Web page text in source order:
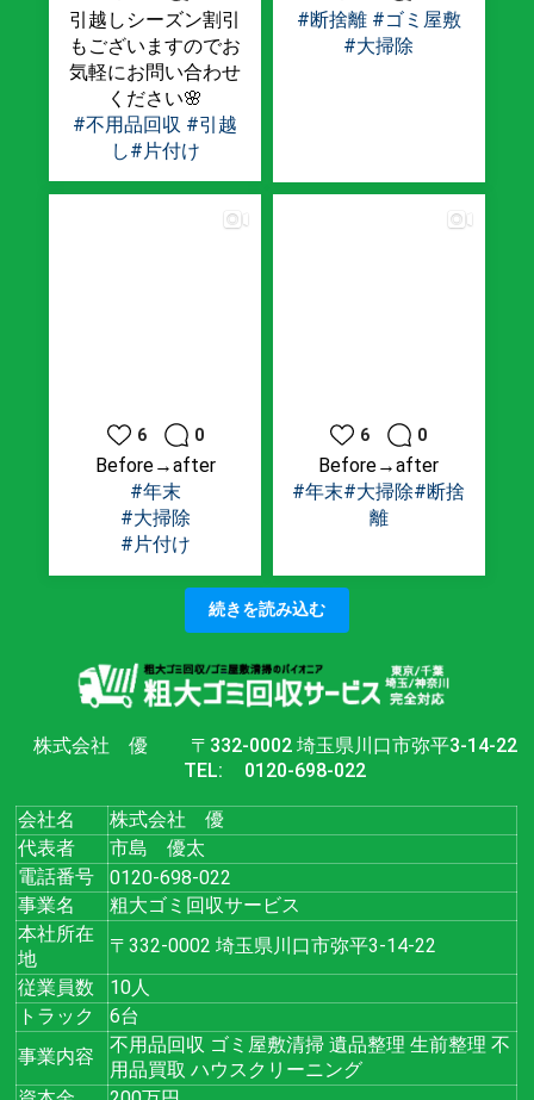
引越しシーズン割引
もございますのでお
気軽にお問い合わせ
ください🌸
#不用品回収 #引越
し#片付け
#断捨離 #ゴミ屋敷
#大掃除
6 0
Before→after
#年末
#大掃除
#片付け
6 0
Before→after
#年末#大掃除#断捨
離
続きを読み込む
株式会社 優
〒332-0002 埼玉県川口市弥平3-14-22
TEL:
0120-698-022
会社名
株式会社 優
代表者
市島 優太
電話番号
0120-698-022
事業名
粗大ゴミ回収サービス
本社所在
地
〒332-0002 埼玉県川口市弥平3-14-22
従業員数
10人
トラック
6台
事業内容
不用品回収 ゴミ屋敷清掃 遺品整理 生前整理 不
用品買取 ハウスクリーニング